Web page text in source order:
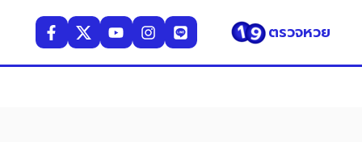
ตรวจหวย